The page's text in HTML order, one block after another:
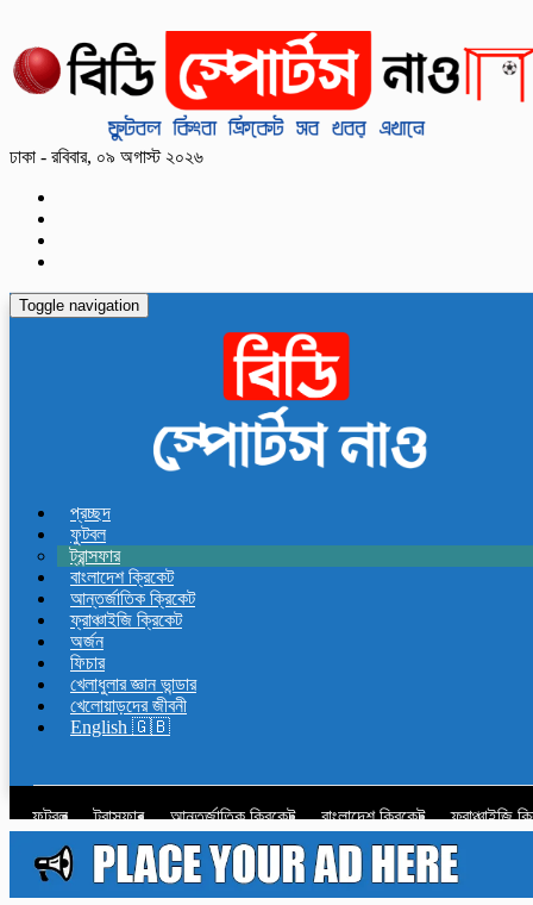
ঢাকা - রবিবার, ০৯ অগাস্ট ২০২৬
Toggle navigation
প্রচ্ছদ
ফুটবল
ট্রান্সফার
বাংলাদেশ ক্রিকেট
আন্তর্জাতিক ক্রিকেট
ফ্রাঞ্চাইজি ক্রিকেট
অর্জন
ফিচার
খেলাধুলার জ্ঞান ভান্ডার
খেলোয়াড়দের জীবনী
English 🇬🇧
ফুটবল ট্রান্সফার আন্তর্জাতিক ক্রিকেট বাংলাদেশ ক্রিকেট ফ্রাঞ্চাইজি